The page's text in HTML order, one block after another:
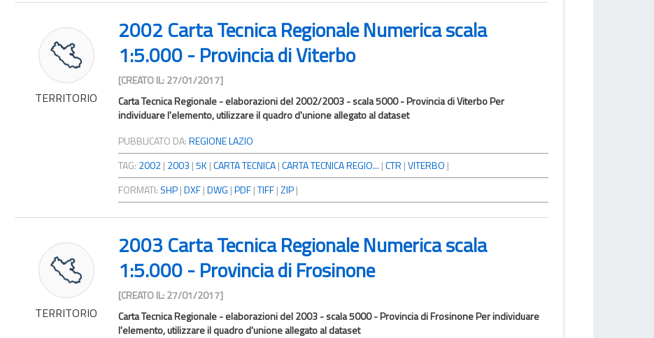
TERRITORIO
2002 Carta Tecnica Regionale Numerica scala
1:5.000 - Provincia di Viterbo
[CREATO IL: 27/01/2017]
Carta Tecnica Regionale - elaborazioni del 2002/2003 - scala 5000 - Provincia di Viterbo Per
individuare l'elemento, utilizzare il quadro d'unione allegato al dataset
PUBBLICATO DA:REGIONE LAZIO
TAG: 2002 | 2003 |5K |CARTA TECNICA |CARTA TECNICA REGIO... |CTR |VITERBO |
FORMATI: SHP |DXF |DWG |PDF |TIFF |ZIP |
TERRITORIO
2003 Carta Tecnica Regionale Numerica scala
1:5.000 - Provincia di Frosinone
[CREATO IL: 27/01/2017]
Carta Tecnica Regionale - elaborazioni del 2003 - scala 5000 - Provincia di Frosinone Per individuare
l'elemento, utilizzare il quadro d'unione allegato al dataset